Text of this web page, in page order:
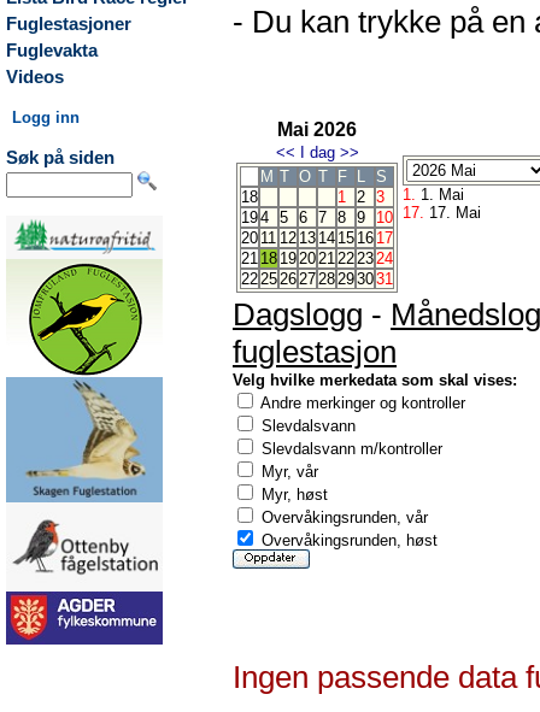
Fuglestasjoner
Fuglevakta
Videos
Logg inn
Søk på siden
- Du kan trykke på en
Mai 2026
<< I dag >>
M T O T F L
S
18
1 2 3
194 5 6 7 8 9
10
20 11 12 13 14 15 16 17
21 18 192021222324
2225262728293031
1. 1. Mai
17. 17. Mai
Dagslogg -
fuglestasjon
Velg hvilke merkedata som skal vises:
Andre merkinger og kontroller
Slevdalsvann
Slevdalsvann m/kontroller
Myr, vår
Myr, høst
Overvåkingsrunden, vår
Overvåkingsrunden, høst
Ingen passende data